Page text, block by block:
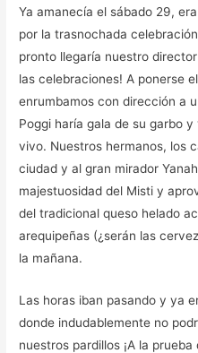
Ya amanecía el sábado 29,
por la trasnochada
pronto llegaría nuestro
las celebraciones! A ponerse
enrumbamos con dirección a
Poggi haría gala de su garbo
vivo. Nuestros hermanos, los
ciudad y al gran mirador
majestuosidad del Misti y
del tradicional queso helado
arequipeñas (¿serán las
la mañana.
Las horas iban pasando y ya
donde indudablemente no
nuestros pardillos ¡A la